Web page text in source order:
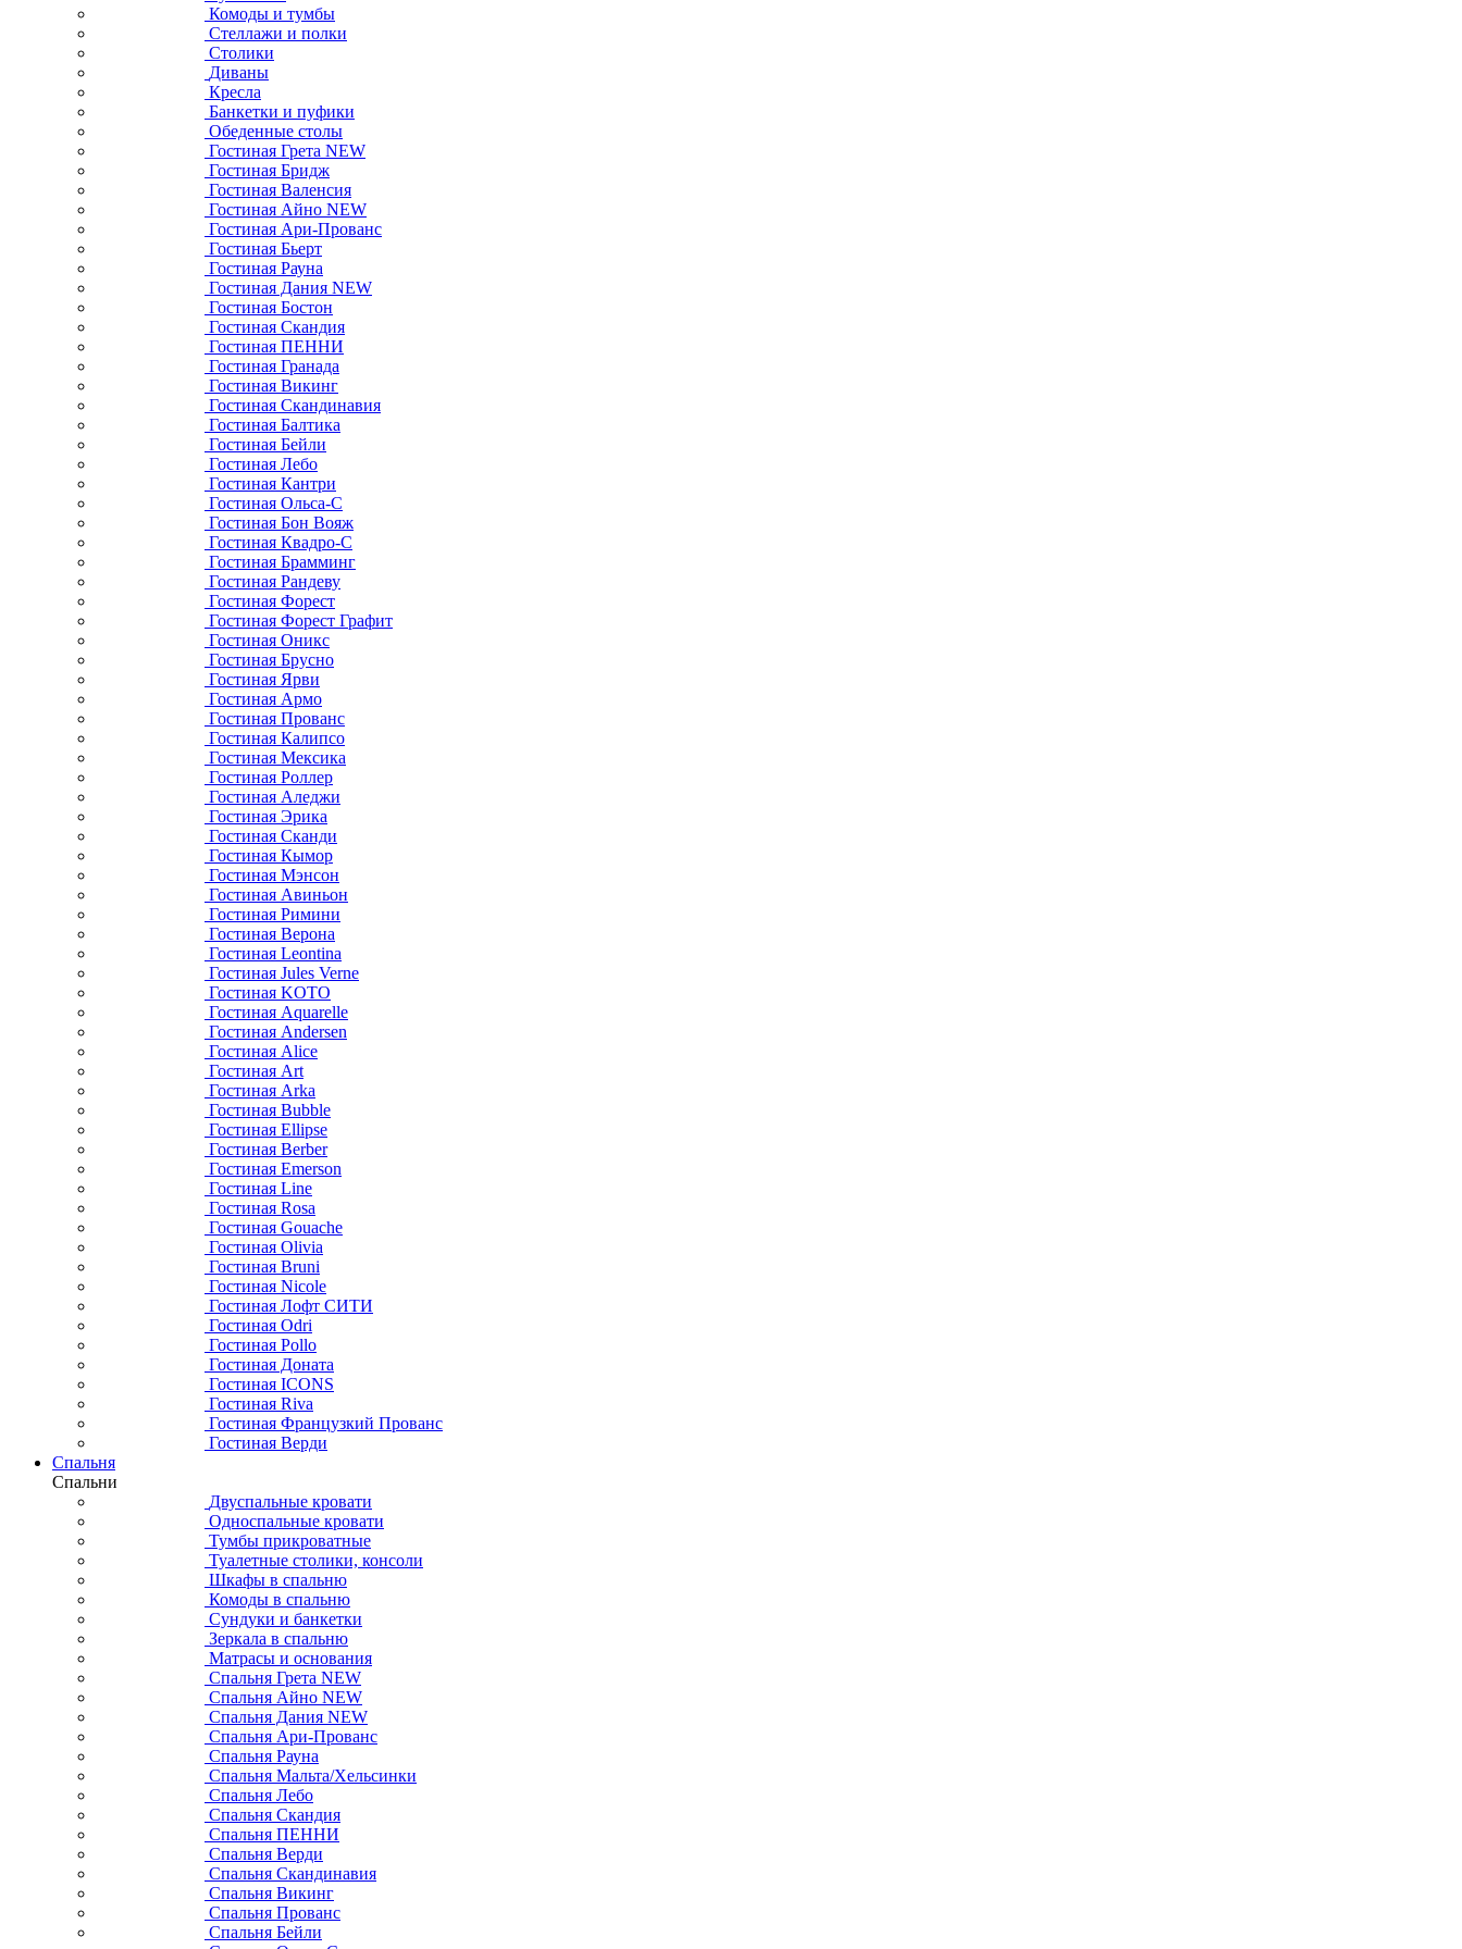
Комоды и тумбы
Стеллажи и полки
Столики
Диваны
Кресла
Банкетки и пуфики
Обеденные столы
Гостиная Грета NEW
Гостиная Бридж
Гостиная Валенсия
Гостиная Айно NEW
Гостиная Ари-Прованс
Гостиная Бьерт
Гостиная Рауна
Гостиная Дания NEW
Гостиная Бостон
Гостиная Скандия
Гостиная ПЕННИ
Гостиная Гранада
Гостиная Викинг
Гостиная Скандинавия
Гостиная Балтика
Гостиная Бейли
Гостиная Лебо
Гостиная Кантри
Гостиная Ольса-С
Гостиная Бон Вояж
Гостиная Квадро-С
Гостиная Брамминг
Гостиная Рандеву
Гостиная Форест
Гостиная Форест Графит
Гостиная Оникс
Гостиная Брусно
Гостиная Ярви
Гостиная Армо
Гостиная Прованс
Гостиная Калипсо
Гостиная Мексика
Гостиная Роллер
Гостиная Аледжи
Гостиная Эрика
Гостиная Сканди
Гостиная Кымор
Гостиная Мэнсон
Гостиная Авиньон
Гостиная Римини
Гостиная Верона
Гостиная Leontina
Гостиная Jules Verne
Гостиная KOTO
Гостиная Aquarelle
Гостиная Andersen
Гостиная Alice
Гостиная Art
Гостиная Arka
Гостиная Bubble
Гостиная Ellipse
Гостиная Berber
Гостиная Emerson
Гостиная Line
Гостиная Rosa
Гостиная Gouache
Гостиная Olivia
Гостиная Bruni
Гостиная Nicole
Гостиная Лофт СИТИ
Гостиная Odri
Гостиная Pollo
Гостиная Доната
Гостиная ICONS
Гостиная Riva
Гостиная Французкий Прованс
Гостиная Верди
Спальня
Спальни
Двуспальные кровати
Односпальные кровати
Тумбы прикроватные
Туалетные столики, консоли
Шкафы в спальню
Комоды в спальню
Сундуки и банкетки
Зеркала в спальню
Матрасы и основания
Спальня Грета NEW
Спальня Айно NEW
Спальня Дания NEW
Спальня Ари-Прованс
Спальня Рауна
Спальня Мальта/Хельсинки
Спальня Лебо
Спальня Скандия
Спальня ПЕННИ
Спальня Верди
Спальня Скандинавия
Спальня Викинг
Спальня Прованс
Спальня Бейли